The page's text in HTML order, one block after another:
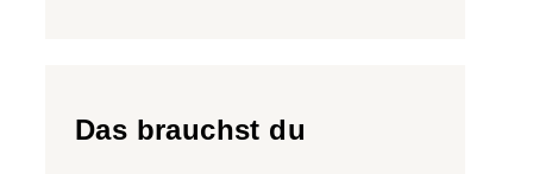
Das brauchst du